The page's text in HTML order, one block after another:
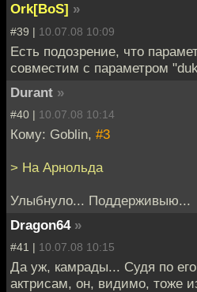
Ork[BoS] »
#39 | 10.07.08 10:09
Есть подозрение, что
совместим с параметром
Durant »
#40 | 10.07.08 10:14
Кому: Goblin, #3
> На Арнольда
Улыбнуло... Поддерживыю...
Dragon64 »
#41 | 10.07.08 10:15
Да уж, камрады... Судя по
актрисам, он, видимо, тоже